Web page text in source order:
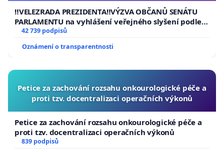
republiky
‼️VELEZRADA PREZIDENTA‼️VÝZVA OBČANŮ SENÁTU
PARLAMENTU na vyhlášení veřejného slyšení podle §
144 jednacího řádu Senátu k návrhu na přijetí
republiky
42 739 podpisů
Oznámení o transparentnosti
Petice za zachování rozsahu onkourologické péče a
proti tzv. docentralizaci operačních výkonů
Petice za zachování rozsahu onkourologické péče a
proti tzv. docentralizaci operačních výkonů
839 podpisů